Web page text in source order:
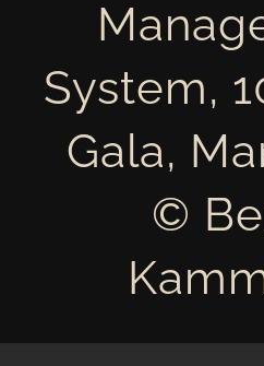
System,
Gala,
©